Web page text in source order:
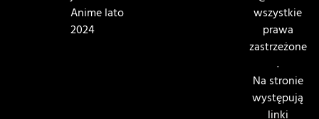
Anime lato
2024
wszystkie
prawa
zastrzeżone
.
Na stronie
występują